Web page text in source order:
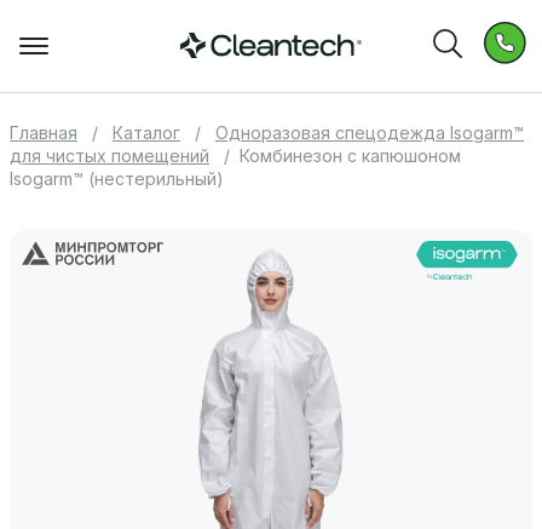
Главная Каталог
Одноразовая спецодежда Isogarm™
для чистых помещений
Комбинезон с капюшоном
Isogarm™ (нестерильный)